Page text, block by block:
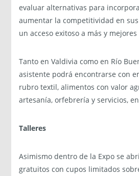
evaluar alternativas para
aumentar la competitividad en
un acceso exitoso a más y
Tanto en Valdivia como en Río
asistente podrá encontrarse con
rubro textil, alimentos con valor
artesanía, orfebrería y servicios,
Talleres
Asimismo dentro de la Expo se
gratuitos con cupos limitados